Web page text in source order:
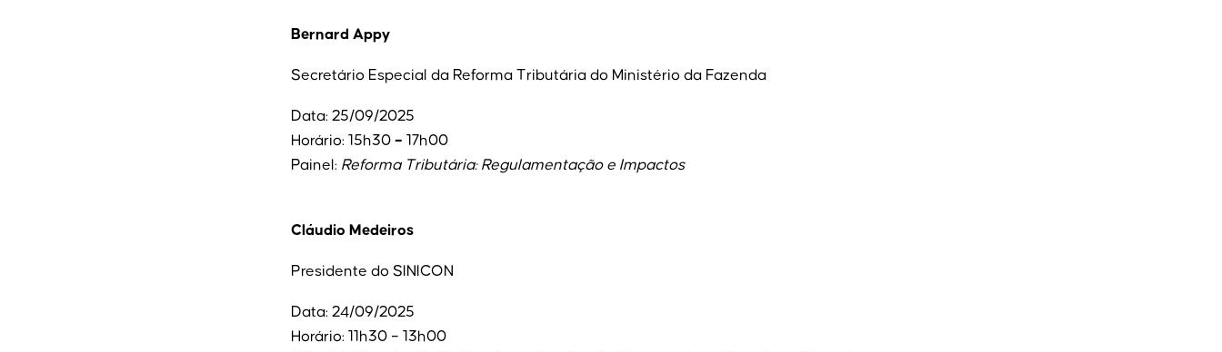
Bernard Appy
Secretário Especial da Reforma Tributária do Ministério da Fazenda
Data: 25/09/2025
Horário: 15h30 – 17h00
Painel: Reforma Tributária: Regulamentação e Impactos
Cláudio Medeiros
Presidente do SINICON
Data: 24/09/2025
Horário: 11h30 – 13h00